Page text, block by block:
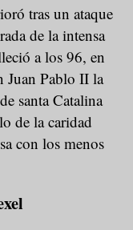
tras un ataque
de la intensa
a los 96, en
Juan Pablo II la
santa Catalina
de la caridad
con los menos